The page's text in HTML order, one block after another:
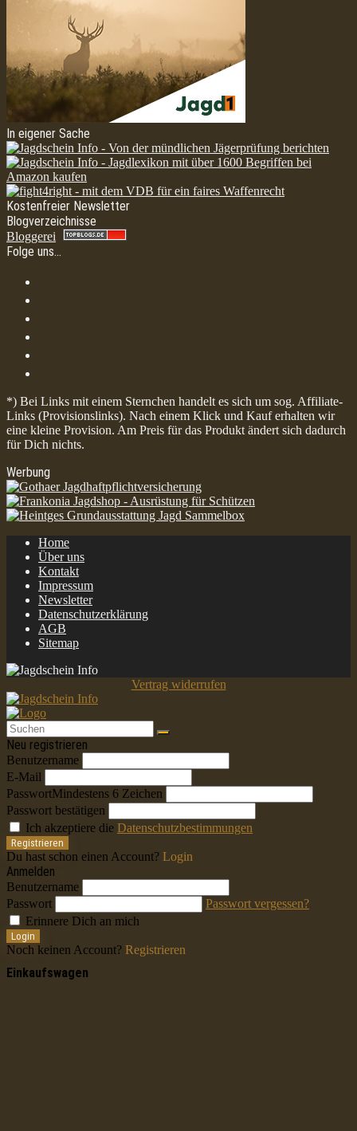
In eigener Sache
Kostenfreier Newsletter
Blogverzeichnisse
Bloggerei
Folge uns…
*) Bei Links mit einem Sternchen handelt es sich um sog. Affiliate-
Links (Provisionslinks). Nach einem Klick und Kauf erhalten wir
eine kleine Provision. Am Preis für das Produkt ändert sich dadurch
für Dich nichts.
Werbung
Home
Über uns
Kontakt
Impressum
Newsletter
Datenschutzerklärung
AGB
Sitemap
Vertrag widerrufen
Neu registrieren
Benutzername
E-Mail
PasswortMindestens 6 Zeichen
Passwort bestätigen
Ich akzeptiere die Datenschutzbestimmungen
Registrieren
Du hast schon einen Account? Login
Anmelden
Benutzername
Passwort
Passwort vergessen?
Erinnere Dich an mich
Login
Noch keinen Account? Registrieren
Einkaufswagen